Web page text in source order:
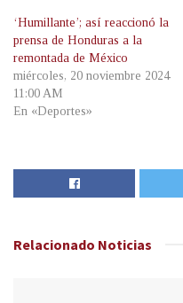
‘Humillante’; así reaccionó la
prensa de Honduras a la
remontada de México
miércoles, 20 noviembre 2024
11:00 AM
En «Deportes»
Relacionado Noticias